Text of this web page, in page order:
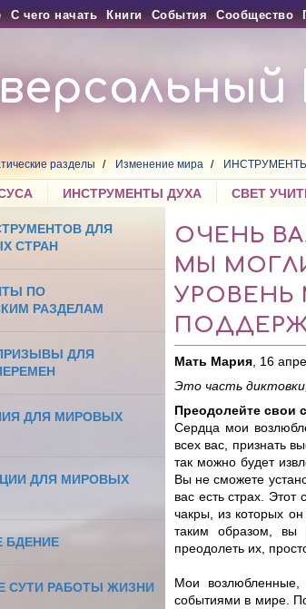
С чего начать Книги События Сообщество
разделы Изменение мира
ИНСТРУМЕНТЫ ДУХА СВЕТ
ДЛЯ
СТРАН
ПО
РАЗДЕЛАМ
ДЛЯ
ДЛЯ МИРОВЫХ
ДЛЯ МИРОВЫХ
БДЕНИЕ
СУТИ РАБОТЫ ЖИЗНИ
ОЧЕНЬ
МЫ
УРОВЕНЬ
Мать Мария, 16
Это часть
Преодолейте свои
Сердца мои
всех вас, признать
так можно будет
Вы не сможете
вас есть страх.
чакры, из которых
таким образом, вы
преодолеть их,
Мои
событиями в мире.